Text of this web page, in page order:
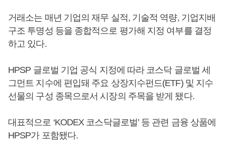
거래소는 매년 기업의 재무 실적, 기술적 역량, 기업지배
구조 투명성 등을 종합적으로 평가해 지정 여부를 결정
하고 있다.
HPSP 글로벌 기업 공식 지정에 따라 코스닥 글로벌 세
그먼트 지수에 편입돼 주요 상장지수펀드(ETF) 및 지수
선물의 구성 종목으로서 시장의 주목을 받게 됐다.
대표적으로 ‘KODEX 코스닥글로벌’ 등 관련 금융 상품에
HPSP가 포함됐다.